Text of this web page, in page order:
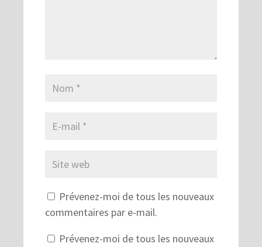
Prévenez-moi de tous les nouveaux
commentaires par e-mail.
Prévenez-moi de tous les nouveaux